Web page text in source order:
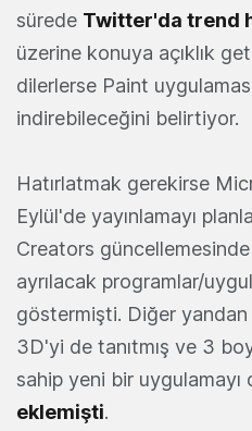
sürede Twitter'da trend
üzerine konuya açıklık
dilerlerse Paint
indirebileceğini belirtiyor.
Hatırlatmak gerekirse
Eylül'de yayınlamayı
Creators
ayrılacak programlar/
göstermişti. Diğer
3D'yi de tanıtmış ve 3
sahip yeni bir uygulamayı
eklemişti.